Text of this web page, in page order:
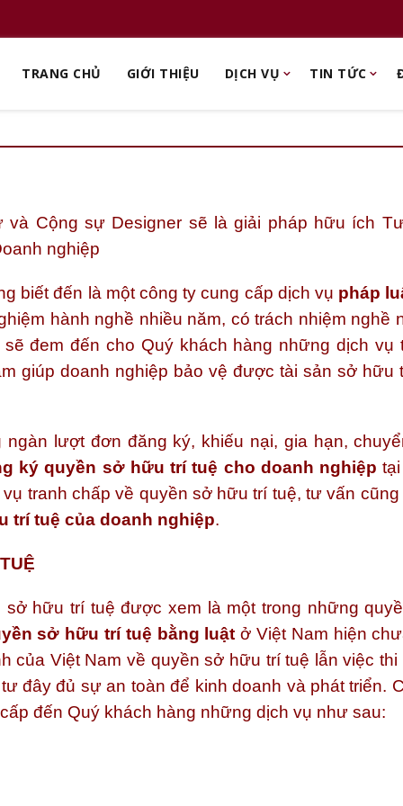
TRANG CHỦ GIỚI THIỆU DỊCH VỤ TIN TỨC
và Cộng sự Designer sẽ là giải pháp hữu ích
nghiệp
biết đến là một công ty cung cấp dịch vụ pháp
hành nghề nhiều năm, có trách nhiệm nghề
đem đến cho Quý khách hàng những dịch
giúp doanh nghiệp bảo vệ được tài sản sở hữu
lượt đơn đăng ký, khiếu nại, gia hạn,
ký quyền sở hữu trí tuệ cho doanh nghiệp
tranh chấp về quyền sở hữu trí tuệ, tư vấn
trí tuệ của doanh nghiệp.
hữu trí tuệ được xem là một trong những
sở hữu trí tuệ bằng luật ở Việt Nam hiện
của Việt Nam về quyền sở hữu trí tuệ lẫn việc
đây đủ sự an toàn để kinh doanh và phát triển.
đến Quý khách hàng những dịch vụ như sau: